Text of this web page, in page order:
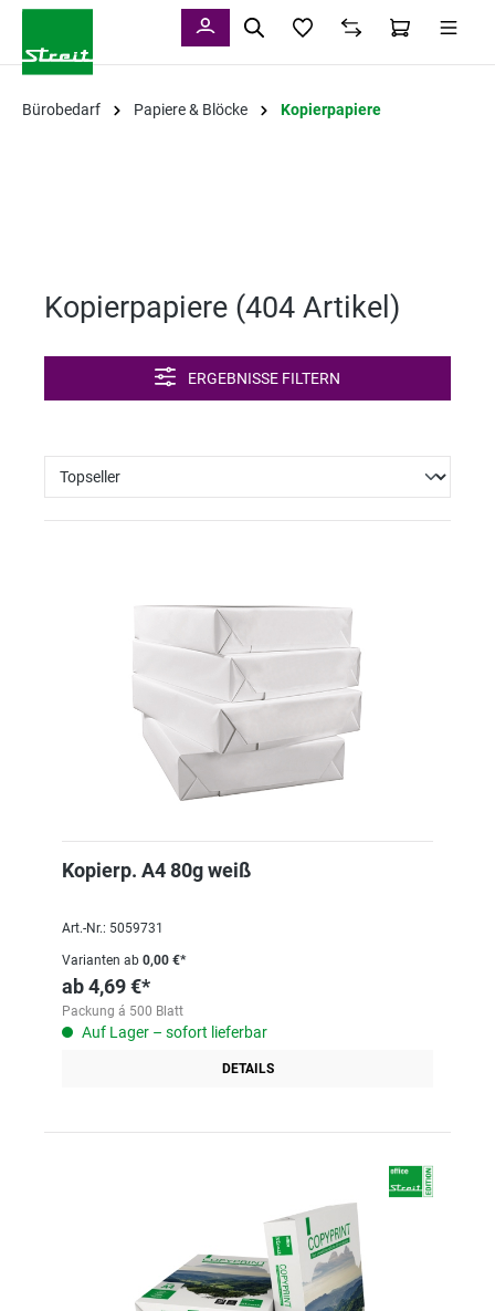
Bürobedarf Papiere & Blöcke Kopierpapiere
Kopierpapiere (404 Artikel )
ERGEBNISSE FILTERN
Kopierp. A4 80g weiß
Art.-Nr.: 5059731
Varianten ab 0,00 €*
ab4,69 €*
Packung á 500 Blatt
Auf Lager – sofort lieferbar
DETAILS